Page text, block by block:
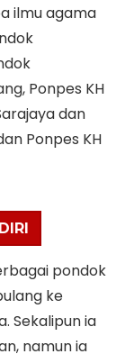
ilmu agama
Ponpes KH
dan
Ponpes KH
pondok
ke
Sekalipun ia
namun ia